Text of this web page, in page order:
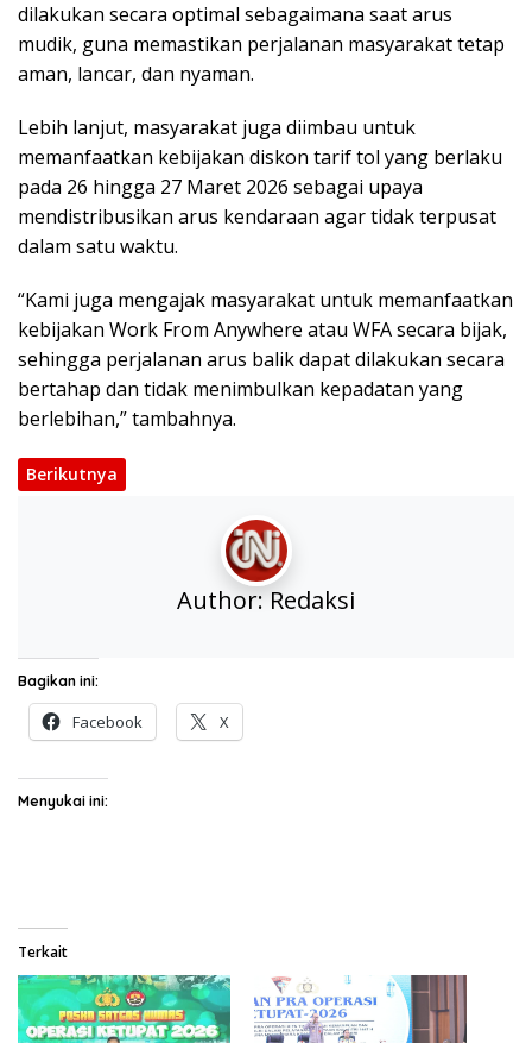
dilakukan secara optimal sebagaimana saat arus
mudik, guna memastikan perjalanan masyarakat tetap
aman, lancar, dan nyaman.
Lebih lanjut, masyarakat juga diimbau untuk
memanfaatkan kebijakan diskon tarif tol yang berlaku
pada 26 hingga 27 Maret 2026 sebagai upaya
mendistribusikan arus kendaraan agar tidak terpusat
dalam satu waktu.
“Kami juga mengajak masyarakat untuk memanfaatkan
kebijakan Work From Anywhere atau WFA secara bijak,
sehingga perjalanan arus balik dapat dilakukan secara
bertahap dan tidak menimbulkan kepadatan yang
berlebihan,” tambahnya.
Berikutnya
Author: Redaksi
Bagikan ini:
Facebook X
Menyukai ini:
Terkait